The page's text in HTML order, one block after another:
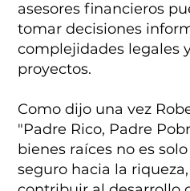
asesores financieros
tomar decisiones
complejidades legales
proyectos.
Como dijo una vez
"Padre Rico, Padre
bienes raíces no es
seguro hacia la